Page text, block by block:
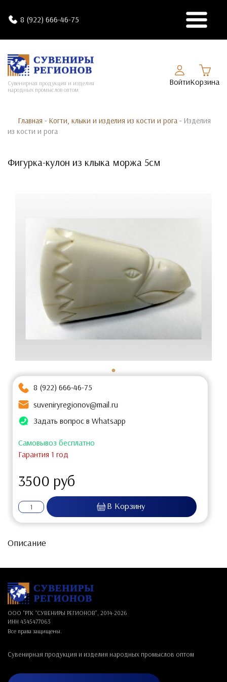
8 (922) 666-46-75
Сувенирная продукция и изделия
народных промыслов оптом
ВойтиКорзина
Главная - Когти, клыки и изделия из кости и рога - Изделия
из кости и рога
Фигурка-кулон из клыка моржа 5см
8 (922) 666-46-75
suveniryregionov@mail.ru
Задать вопрос в Whatsapp
Самовывоз бесплатно
Гарантия 1 год
3500 руб
Описание
ООО "РТК “СУВЕНИРЫ РЕГИОНОВ”, 2014-2026
ИНН 4345477063
Все права защищены.
Сувенирная продукция и изделия народных промыслов оптом